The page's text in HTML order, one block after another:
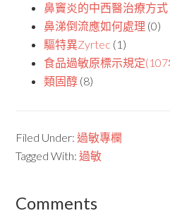
鼻竇炎的中西醫治療方式
鼻涕倒流應如何處理 (0)
驅特異Zyrtec (1)
食品過敏原標示規定
類固醇 (8)
Filed Under:過敏專欄
Tagged With:過敏
Comments